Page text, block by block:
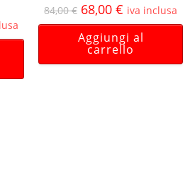
84,00€ 68,00 € iva inclusa
Aggiungi al
carrello